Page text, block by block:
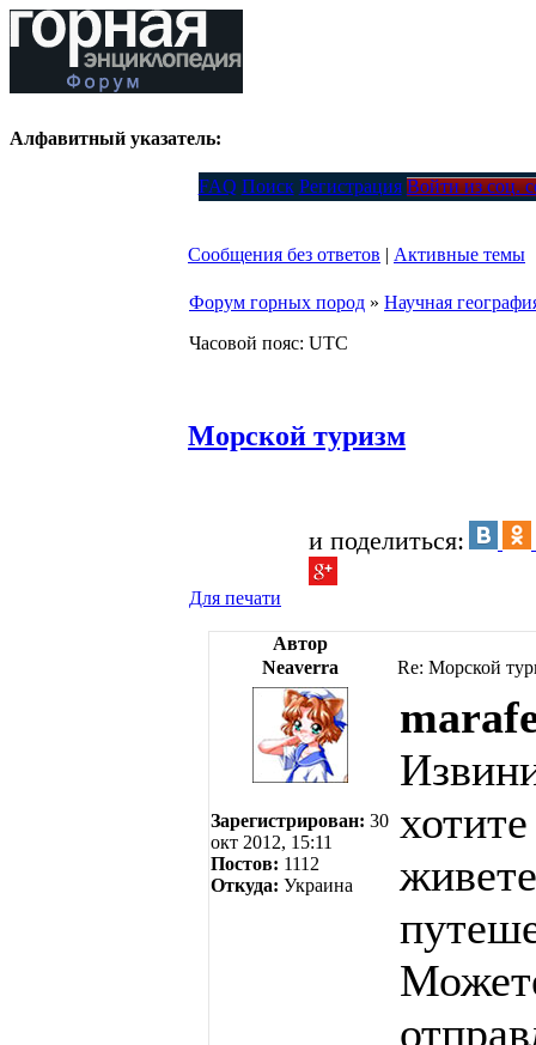
Алфавитный указатель:
FAQ Поиск Регистрация Войти из соц.
Сообщения без ответов | Активные темы
Форум горных пород » Научная
Часовой пояс: UTC
Морской туризм
и поделиться:
Для печати
Автор
Neaverra
Re: Морской
Зарегистрирован: 30
окт 2012, 15:11
Постов: 1112
Откуда: Украина